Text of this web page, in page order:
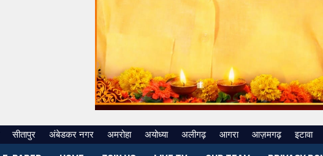
सीतापुर अंबेडकर नगर अमरोहा अयोध्या अलीगढ़ आगरा आज़मगढ़ इटावा